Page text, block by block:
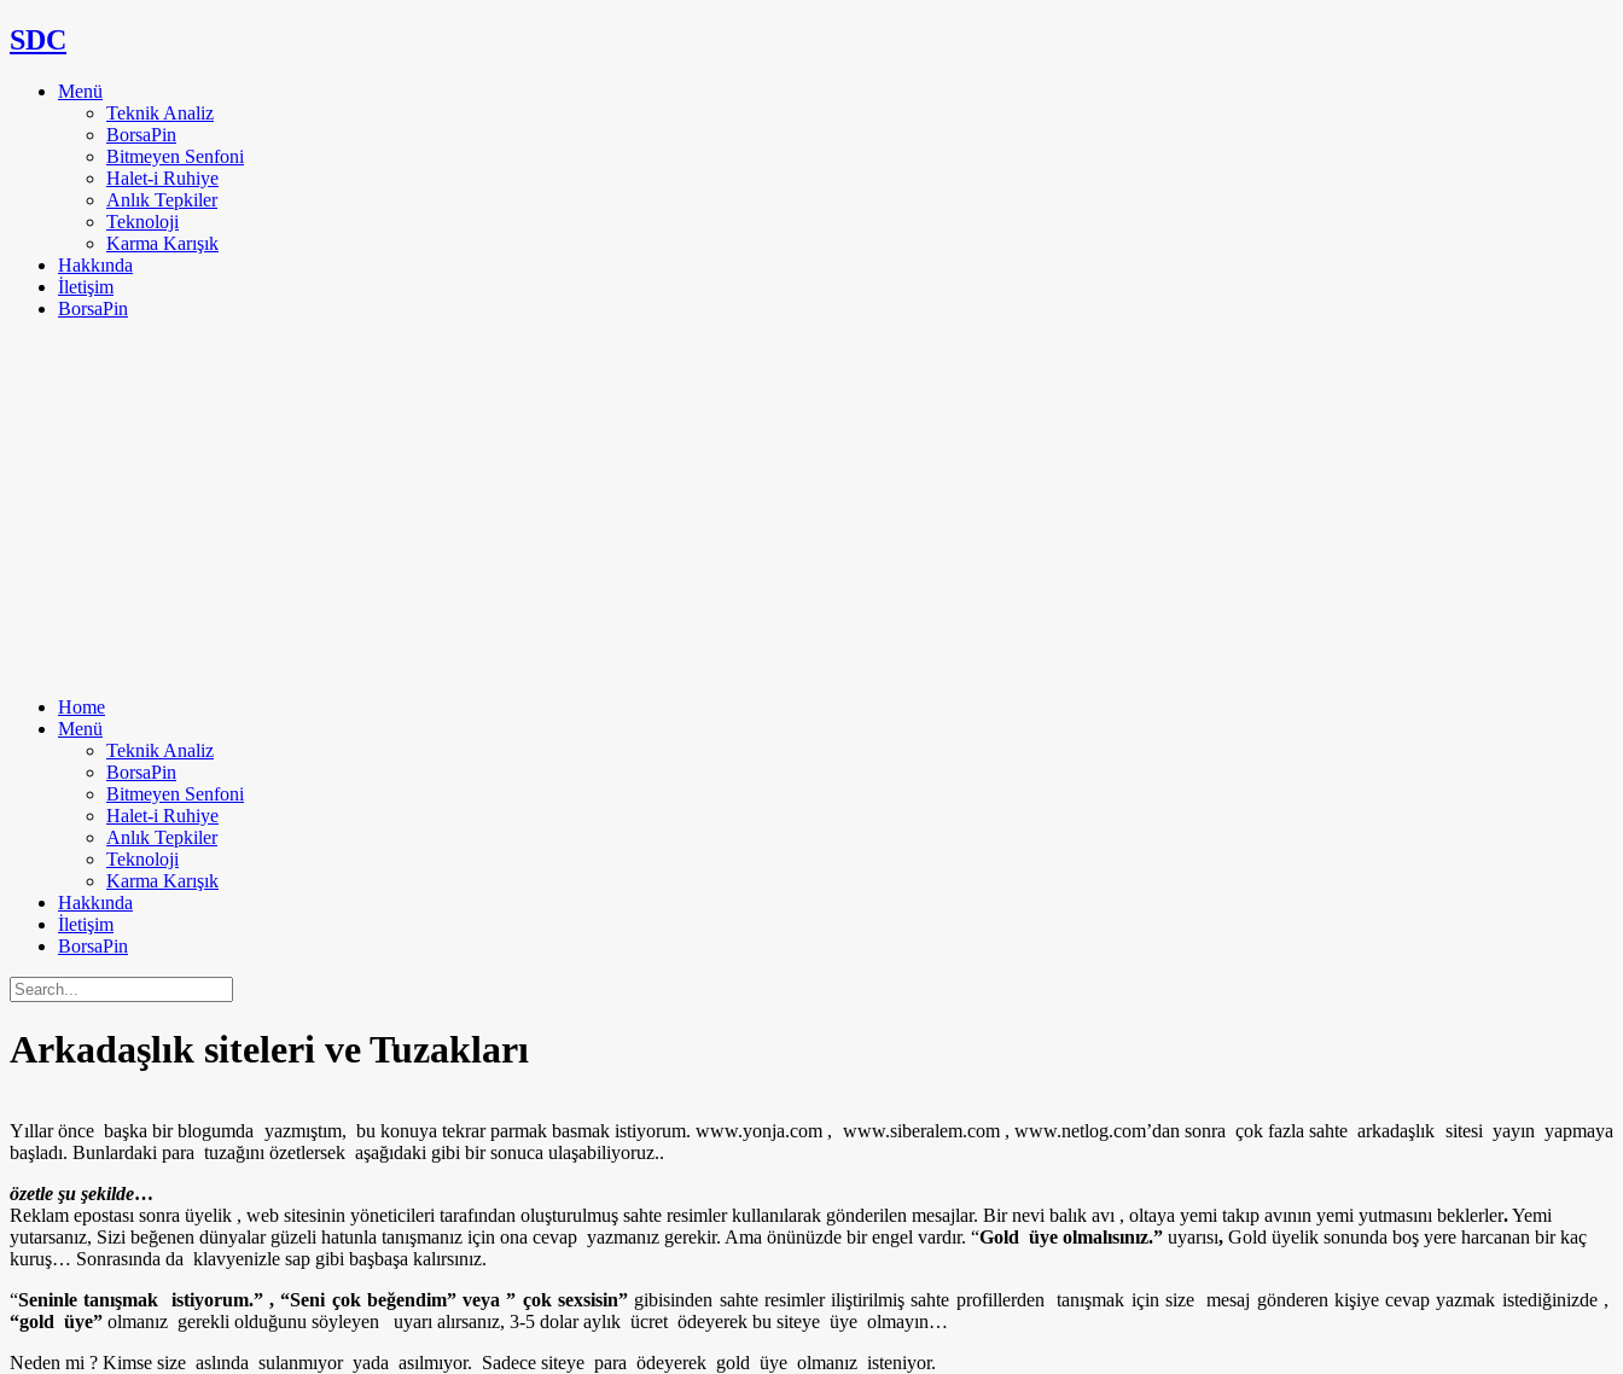
SDC
Menü
Teknik Analiz
BorsaPin
Bitmeyen Senfoni
Halet-i Ruhiye
Anlık Tepkiler
Teknoloji
Karma Karışık
Hakkında
İletişim
BorsaPin
Home
Menü
Teknik Analiz
BorsaPin
Bitmeyen Senfoni
Halet-i Ruhiye
Anlık Tepkiler
Teknoloji
Karma Karışık
Hakkında
İletişim
BorsaPin
Arkadaşlık siteleri ve Tuzakları
Yıllar önce başka bir blogumda yazmıştım, bu konuya tekrar parmak basmak istiyorum. www.yonja.com , www.siberalem.com , www.netlog.com’dan sonra çok fazla sahte arkadaşlık sitesi yayın yapmaya
başladı. Bunlardaki para tuzağını özetlersek aşağıdaki gibi bir sonuca ulaşabiliyoruz..
özetle şu şekilde…
Reklam epostası sonra üyelik , web sitesinin yöneticileri tarafından oluşturulmuş sahte resimler kullanılarak gönderilen mesajlar. Bir nevi balık avı , oltaya yemi takıp avının yemi yutmasını beklerler.Yemi
yutarsanız, Sizi beğenen dünyalar güzeli hatunla tanışmanız için ona cevap yazmanız gerekir. Ama önünüzde bir engel vardır. “Gold üye olmalısınız.” uyarısı, Gold üyelik sonunda boş yere harcanan bir kaç
kuruş… Sonrasında da klavyenizle sap gibi başbaşa kalırsınız.
“Seninle tanışmak istiyorum.” , “Seni çok beğendim” veya ” çok sexsisin” gibisinden sahte resimler iliştirilmiş sahte profillerden tanışmak için size mesaj gönderen kişiye cevap yazmak istediğinizde ,
“gold üye” olmanız gerekli olduğunu söyleyen uyarı alırsanız, 3-5 dolar aylık ücret ödeyerek bu siteye üye olmayın…
Neden mi ? Kimse size aslında sulanmıyor yada asılmıyor. Sadece siteye para ödeyerek gold üye olmanız isteniyor.